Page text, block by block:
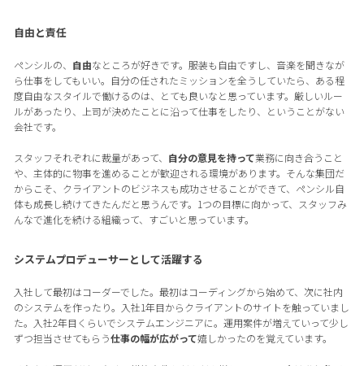
自由と責任
ペンシルの、 自由なところが好きです。服装も自由ですし、音楽を聞きなが
ら仕事をしてもいい。自分の任されたミッションを全うしていたら、ある程
度自由なスタイルで働けるのは、とても良いなと思っています。厳しいルー
ルがあったり、上司が決めたことに沿って仕事をしたり、ということがない
会社です。
スタッフそれぞれに裁量があって、 自分の意見を持って業務に向き合うこと
や、主体的に物事を進めることが歓迎される環境があります。そんな集団だ
からこそ、クライアントのビジネスも成功させることができて、ペンシル自
体も成長し続けてきたんだと思うんです。1つの目標に向かって、スタッフみ
んなで進化を続ける組織って、すごいと思っています。
システムプロデューサーとして活躍する
入社して最初はコーダーでした。最初はコーディングから始めて、次に社内
のシステムを作ったり。入社1年目からクライアントのサイトを触っていまし
た。入社2年目くらいでシステムエンジニアに。運用案件が増えていって少し
ずつ担当させてもらう仕事の幅が広がって嬉しかったのを覚えています。